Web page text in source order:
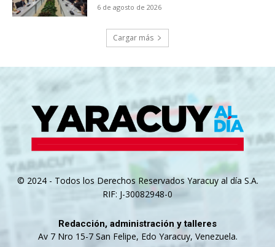
6 de agosto de 2026
Cargar más
© 2024 - Todos los Derechos Reservados Yaracuy al día S.A.
RIF: J-30082948-0
Redacción, administración y talleres
Av 7 Nro 15-7 San Felipe, Edo Yaracuy, Venezuela.